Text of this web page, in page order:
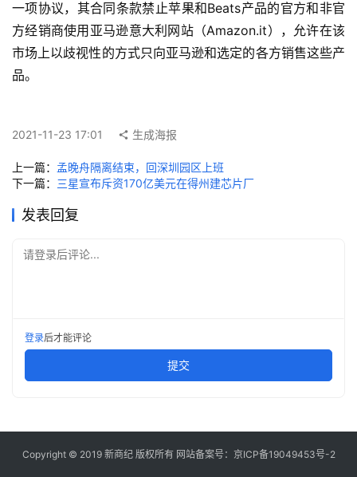
能
A
I
快
创
投
商
新
栏
一项协议，其合同条款禁止苹果和Beats产品的官方和非官
方经销商使用亚马逊意大利网站（Amazon.it），允许在该
市场上以歧视性的方式只向亚马逊和选定的各方销售这些产
品。
2021-11-23 17:01 生成海报
上一篇： 孟晚舟隔离结束，回深圳园区上班
下一篇： 三星宣布斥资170亿美元在得州建芯片厂
发表回复
请登录后评论...
登录后才能评论
提交
Copyright © 2019 新商纪版权所有 网站备案号： 京ICP备19049453号-2